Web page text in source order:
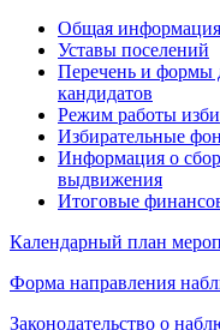
Общая информация
Уставы поселений
Перечень и формы
кандидатов
Режим работы
Избирательные
Информация о
выдвижения
Итоговые
Календарный план
Форма направления
Законодательство о